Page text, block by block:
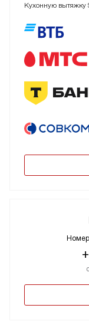
Кухонную вытяжку